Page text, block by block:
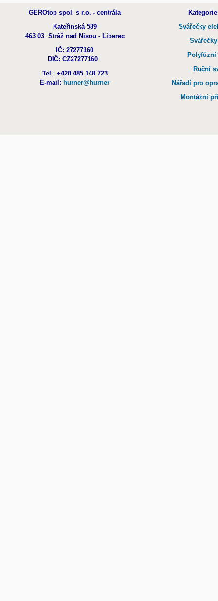
GEROtop spol. s r.o. - centrála
Kateřinská 589
463 03 Stráž nad Nisou - Liberec
IČ: 27277160
DIČ: CZ27277160
Tel.: +420 485 148 723
E-mail: hurner@hurner
Svářečky
Polyfúzní
Ruční
Nářadí pro
Montážní